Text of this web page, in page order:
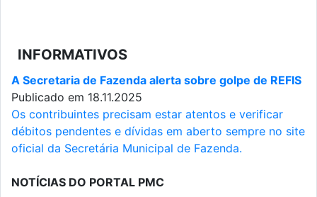
INFORMATIVOS
A Secretaria de Fazenda alerta sobre golpe de REFIS
Publicado em 18.11.2025
Os contribuintes precisam estar atentos e verificar
débitos pendentes e dívidas em aberto sempre no site
oficial da Secretária Municipal de Fazenda.
NOTÍCIAS DO PORTAL PMC